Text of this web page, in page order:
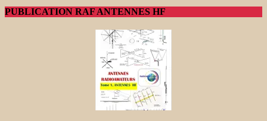
PUBLICATION RAF ANTENNES HF